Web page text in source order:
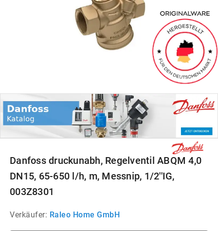
Danfoss druckunabh, Regelventil ABQM 4,0
DN15, 65-650 l/h, m, Messnip, 1/2''IG,
003Z8301
Verkäufer: Raleo Home GmbH